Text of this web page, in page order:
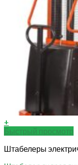
+
Быстрый просмотр
Штабелеры